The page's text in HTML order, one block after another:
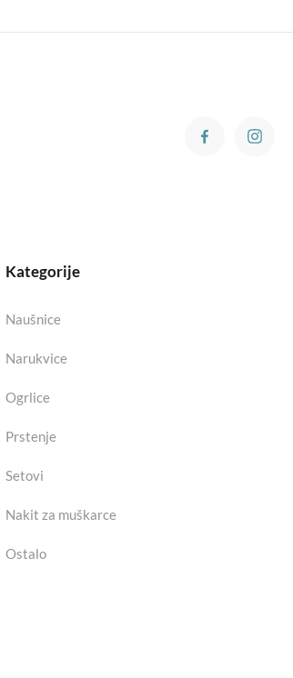
Kategorije
Naušnice
Narukvice
Ogrlice
Prstenje
Setovi
Nakit za muškarce
Ostalo